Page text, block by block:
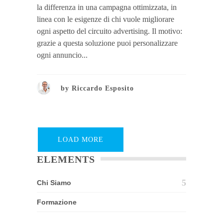
la differenza in una campagna ottimizzata, in
linea con le esigenze di chi vuole migliorare
ogni aspetto del circuito advertising. Il motivo:
grazie a questa soluzione puoi personalizzare
ogni annuncio...
by Riccardo Esposito
LOAD MORE
ELEMENTS
Chi Siamo
Formazione